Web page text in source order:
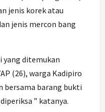
jenis korek atau
jenis mercon bang
yang ditemukan
(26), warga Kadipiro
bersama barang bukti
” katanya.